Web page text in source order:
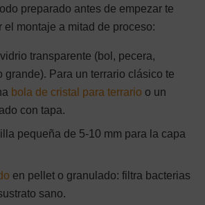
preparado antes de empezar te
el montaje a mitad de proceso:
transparente (bol, pecera,
grande). Para un terrario clásico te
bola de cristal para terrario o un
con tapa.
pequeña de 5-10 mm para la capa
en pellet o granulado: filtra bacterias
sano.